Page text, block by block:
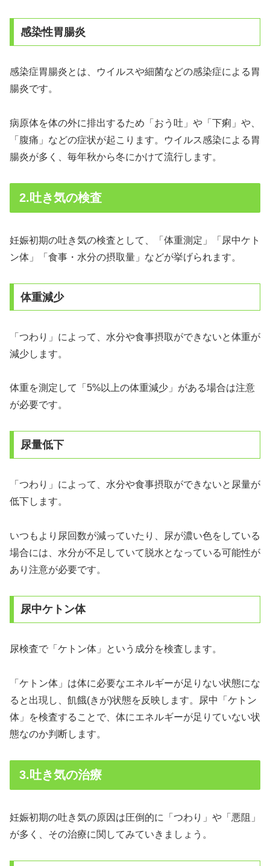
感染性胃腸炎
感染症胃腸炎とは、ウイルスや細菌などの感染症による胃
腸炎です。
病原体を体の外に排出するため「おう吐」や「下痢」や、
「腹痛」などの症状が起こります。ウイルス感染による胃
腸炎が多く、毎年秋から冬にかけて流行します。
2.吐き気の検査
妊娠初期の吐き気の検査として、「体重測定」「尿中ケト
ン体」「食事・水分の摂取量」などが挙げられます。
体重減少
「つわり」によって、水分や食事摂取ができないと体重が
減少します。
体重を測定して「5%以上の体重減少」がある場合は注意
が必要です。
尿量低下
「つわり」によって、水分や食事摂取ができないと尿量が
低下します。
いつもより尿回数が減っていたり、尿が濃い色をしている
場合には、水分が不足していて脱水となっている可能性が
あり注意が必要です。
尿中ケトン体
尿検査で「ケトン体」という成分を検査します。
「ケトン体」は体に必要なエネルギーが足りない状態にな
ると出現し、飢餓(きが)状態を反映します。尿中「ケトン
体」を検査することで、体にエネルギーが足りていない状
態なのか判断します。
3.吐き気の治療
妊娠初期の吐き気の原因は圧倒的に「つわり」や「悪阻」
が多く、その治療に関してみていきましょう。